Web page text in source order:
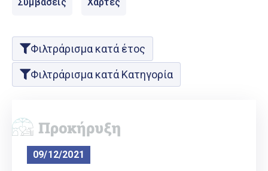
Συμβάσεις Χάρτες
Φιλτράρισμα κατά έτος
Φιλτράρισμα κατά Κατηγορία
09/12/2021